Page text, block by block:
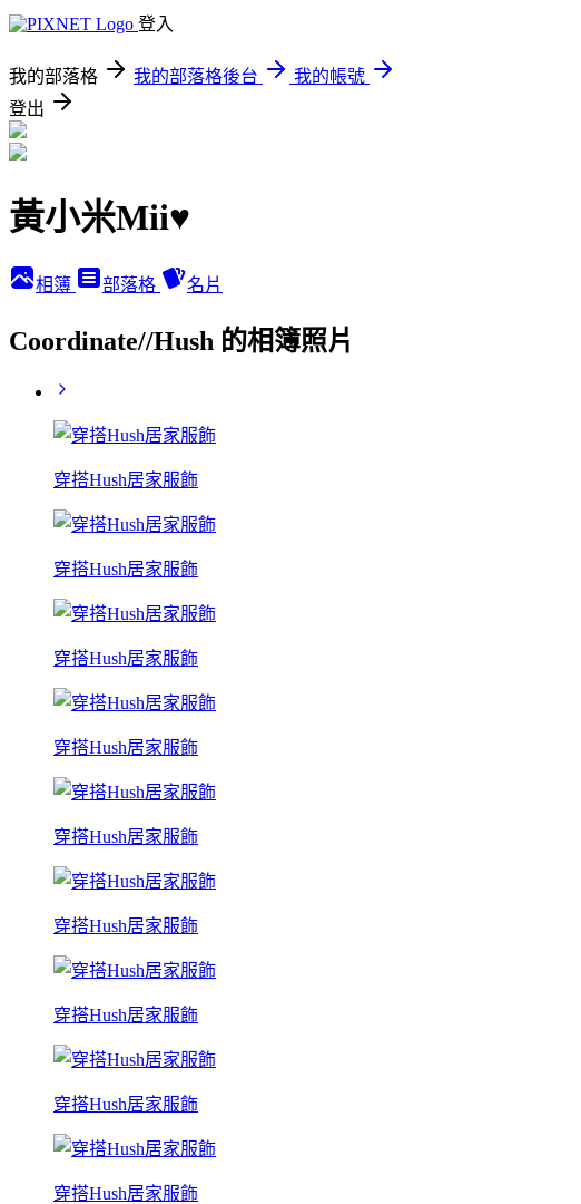
登入
我的部落格 我的部落格後台
我的帳號
登出
黃小米Mii♥
相簿 部落格 名片
Coordinate//Hush 的相簿照片
穿搭Hush居家服飾
穿搭Hush居家服飾
穿搭Hush居家服飾
穿搭Hush居家服飾
穿搭Hush居家服飾
穿搭Hush居家服飾
穿搭Hush居家服飾
穿搭Hush居家服飾
穿搭Hush居家服飾